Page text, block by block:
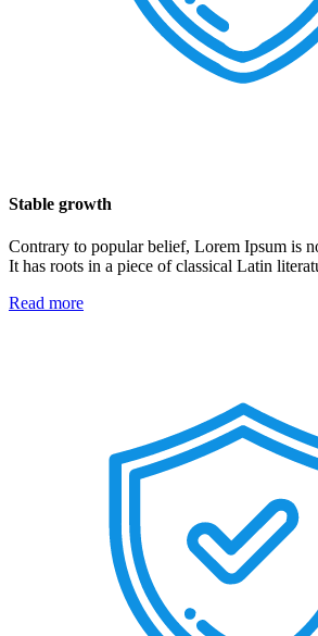
Stable growth
Contrary to popular belief, Lorem Ipsum is
It has roots in a piece of classical Latin
Read more